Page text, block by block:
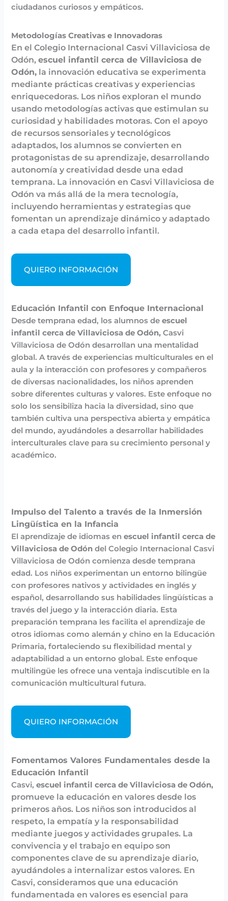
ciudadanos curiosos y empáticos.
Metodologías Creativas e Innovadoras
En el Colegio Internacional Casvi Villaviciosa de
Odón,escuel infantil cerca de Villaviciosa de
Odón, la innovación educativa se experimenta
mediante prácticas creativas y experiencias
enriquecedoras. Los niños exploran el mundo
usando metodologías activas que estimulan su
curiosidad y habilidades motoras. Con el apoyo
de recursos sensoriales y tecnológicos
adaptados, los alumnos se convierten en
protagonistas de su aprendizaje, desarrollando
autonomía y creatividad desde una edad
temprana. La innovación en Casvi Villaviciosa de
Odón va más allá de la mera tecnología,
incluyendo herramientas y estrategias que
fomentan un aprendizaje dinámico y adaptado
a cada etapa del desarrollo infantil.
QUIERO INFORMACIÓN
Educación Infantil con Enfoque Internacional
Desde temprana edad, los alumnos deescuel
infantil cerca de Villaviciosa de Odón,Casvi
Villaviciosa de Odón desarrollan una mentalidad
global. A través de experiencias multiculturales en el
aula y la interacción con profesores y compañeros
de diversas nacionalidades, los niños aprenden
sobre diferentes culturas y valores. Este enfoque no
solo los sensibiliza hacia la diversidad, sino que
también cultiva una perspectiva abierta y empática
del mundo, ayudándoles a desarrollar habilidades
interculturales clave para su crecimiento personal y
académico.
Impulso del Talento a través de la Inmersión
Lingüística en la Infancia
El aprendizaje de idiomas enescuel infantil cerca de
Villaviciosa de Odón del Colegio Internacional Casvi
Villaviciosa de Odón comienza desde temprana
edad. Los niños experimentan un entorno bilingüe
con profesores nativos y actividades en inglés y
español, desarrollando sus habilidades lingüísticas a
través del juego y la interacción diaria. Esta
preparación temprana les facilita el aprendizaje de
otros idiomas como alemán y chino en la Educación
Primaria, fortaleciendo su flexibilidad mental y
adaptabilidad a un entorno global. Este enfoque
multilingüe les ofrece una ventaja indiscutible en la
comunicación multicultural futura.
QUIERO INFORMACIÓN
Fomentamos Valores Fundamentales desde la
Educación Infantil
Casvi,escuel infantil cerca de Villaviciosa de Odón,
promueve la educación en valores desde los
primeros años. Los niños son introducidos al
respeto, la empatía y la responsabilidad
mediante juegos y actividades grupales. La
convivencia y el trabajo en equipo son
componentes clave de su aprendizaje diario,
ayudándoles a internalizar estos valores. En
Casvi, consideramos que una educación
fundamentada en valores es esencial para